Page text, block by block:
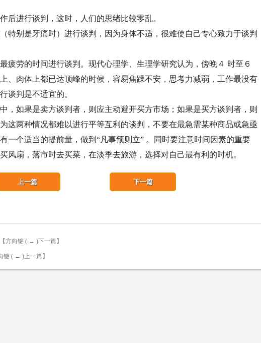
后进行谈判，这时，人们的思绪比较零乱。
特别是牙痛时）进行谈判，因为身体不适，很难使自己专心致力于谈判
疲劳的时间进行谈判。现代心理学、生理学研究认为，傍晚４ 时至６
、肉体上都已达顶峰的时候，容易焦躁不安，思考力减弱，工作最没有
谈判是不适宜的。
，如果是卖方谈判者，则应主动避开买方市场；如果是买方谈判者，则
这两种情况都难以进行平等互利的谈判，不要在最急需某种商品或急亟
一个适当的提前量，做到“凡事预则立” 。同时要注意时间因素的重要
风扇，落市时去买菜，在淡季去旅游，选择对自己最有利的时机。
下一篇
【方向键 ( → )下一篇】
上一篇
键 ( ← )上一篇】